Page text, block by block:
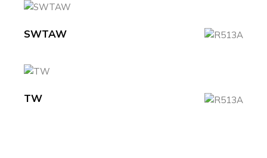
SWTAW
TW